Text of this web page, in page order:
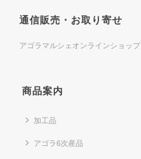
通信販売・お取り寄せ
アゴラマルシェオンラインショップ
商品案内
加工品
アゴラ6次産品